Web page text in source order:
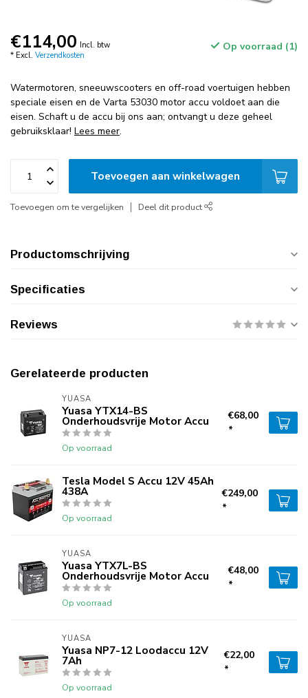
€114,00 Incl. btw
* Excl. Verzendkosten
Op voorraad (1)
Watermotoren, sneeuwscooters en off-road voertuigen hebben
speciale eisen en de Varta 53030 motor accu voldoet aan die
eisen. Schaft u de accu bij ons aan; ontvangt u deze geheel
gebruiksklaar! Lees meer.
Toevoegen aan winkelwagen
Toevoegen om te vergelijken Deel dit product
Productomschrijving
Specificaties
Reviews
Gerelateerde producten
YUASA
Yuasa YTX14-BS
Onderhoudsvrije Motor Accu
Op voorraad
€68,00
*
Tesla Model S Accu 12V 45Ah
438A
Op voorraad
€249,00
*
YUASA
Yuasa YTX7L-BS
Onderhoudsvrije Motor Accu
Op voorraad
€48,00
*
YUASA
Yuasa NP7-12 Loodaccu 12V
7Ah
Op voorraad
€22,00
*